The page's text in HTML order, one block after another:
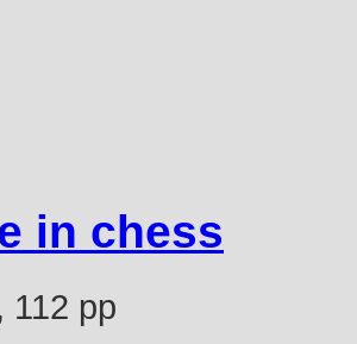
in chess
112 pp